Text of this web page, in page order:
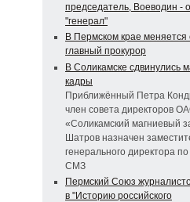
председатель, Воеводин -
"генерал"
В Пермском крае
главный прокурор
В Соликамске сдвинулись
кадры
Приближённый Петра
член совета директоров
«Соликамский магниевый
Шатров назначен
генерального директора
СМЗ
Пермский Союз
в "Историю российского